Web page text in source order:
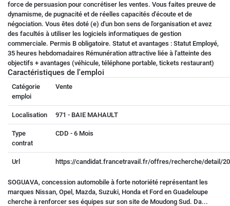
force de persuasion pour concrétiser les ventes. Vous faites preuve de
dynamisme, de pugnacité et de réelles capacités d'écoute et de
négociation. Vous êtes doté (e) d'un bon sens de l'organisation et avez
des facultés à utiliser les logiciels informatiques de gestion
commerciale. Permis B obligatoire. Statut et avantages : Statut Employé,
35 heures hebdomadaires Rémunération attractive liée à l'atteinte des
objectifs + avantages (véhicule, téléphone portable, tickets restaurant)
Caractéristiques de l'emploi
Catégorie
emploi
Vente
Localisation 971 - BAIE MAHAULT
Type
contrat
CDD - 6 Mois
Url https://candidat.francetravail.fr/offres/recherche/detail/
SOGUAVA, concession automobile à forte notoriété représentant les
marques Nissan, Opel, Mazda, Suzuki, Honda et Ford en Guadeloupe
cherche à renforcer ses équipes sur son site de Moudong Sud. Da...